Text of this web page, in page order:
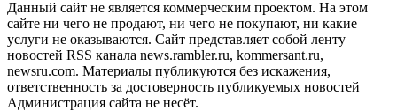
Данный сайт не является коммерческим проектом. На этом
сайте ни чего не продают, ни чего не покупают, ни какие
услуги не оказываются. Сайт представляет собой ленту
новостей RSS канала news.rambler.ru, kommersant.ru,
newsru.com. Материалы публикуются без искажения,
ответственность за достоверность публикуемых новостей
Администрация сайта не несёт.